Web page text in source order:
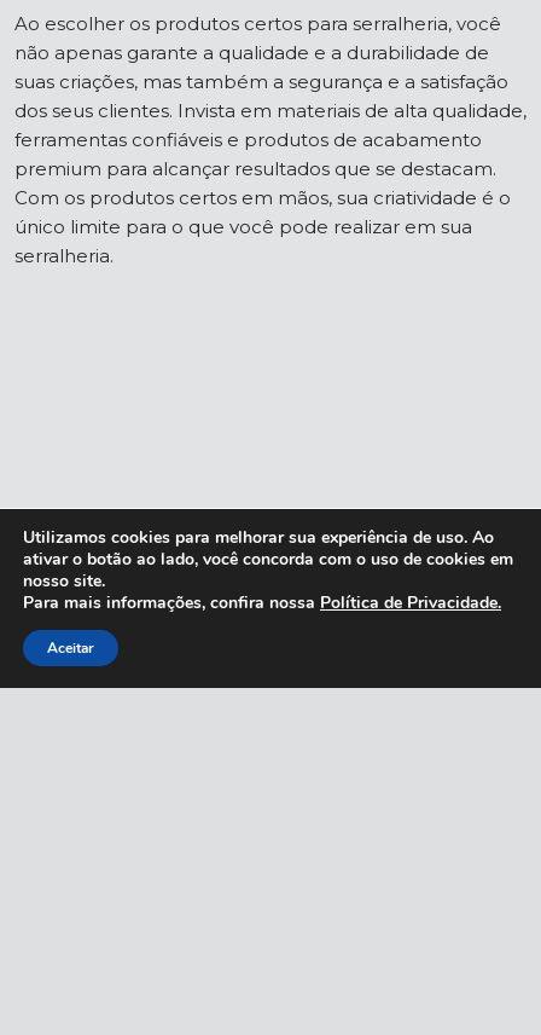
Ao escolher os produtos certos para serralheria, você
não apenas garante a qualidade e a durabilidade de
suas criações, mas também a segurança e a satisfação
dos seus clientes. Invista em materiais de alta qualidade,
ferramentas confiáveis e produtos de acabamento
premium para alcançar resultados que se destacam.
Com os produtos certos em mãos, sua criatividade é o
único limite para o que você pode realizar em sua
serralheria.
Utilizamos cookies para melhorar sua experiência de uso. Ao
ativar o botão ao lado, você concorda com o uso de cookies em
nosso site.
Para mais informações, confira nossa Política de Privacidade.
Aceitar